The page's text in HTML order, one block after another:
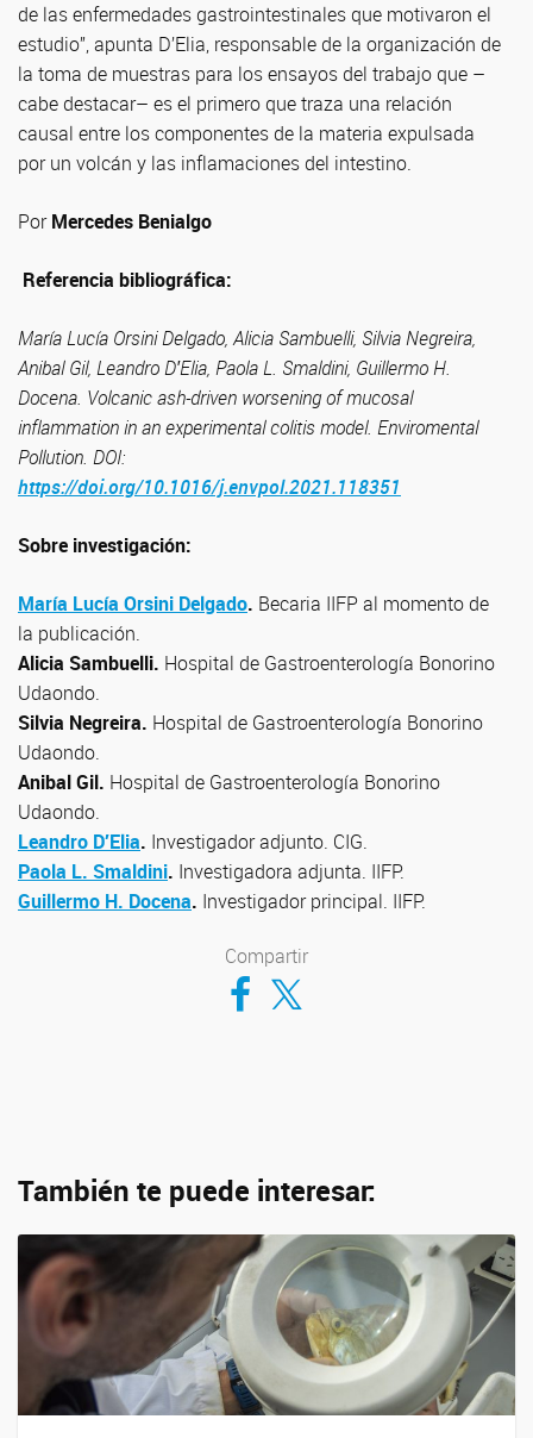
de las enfermedades gastrointestinales que motivaron el
estudio”, apunta D’Elia, responsable de la organización de
la toma de muestras para los ensayos del trabajo que –
cabe destacar– es el primero que traza una relación
causal entre los componentes de la materia expulsada
por un volcán y las inflamaciones del intestino.
PorMercedes Benialgo
Referencia bibliográfica:
María Lucía Orsini Delgado, Alicia Sambuelli, Silvia Negreira,
Anibal Gil, Leandro D′Elia, Paola L. Smaldini, Guillermo H.
Docena. Volcanic ash-driven worsening of mucosal
inflammation in an experimental colitis model. Enviromental
Pollution. DOI:
https://doi.org/10.1016/j.envpol.2021.118351
Sobre investigación:
María Lucía Orsini Delgado. Becaria IIFP al momento de
la publicación.
Alicia Sambuelli. Hospital de Gastroenterología Bonorino
Udaondo.
Silvia Negreira. Hospital de Gastroenterología Bonorino
Udaondo.
Anibal Gil. Hospital de Gastroenterología Bonorino
Udaondo.
Leandro D′Elia. Investigador adjunto. CIG.
Paola L. Smaldini. Investigadora adjunta. IIFP.
Guillermo H. Docena. Investigador principal. IIFP.
Compartir
Compartir en Facebook
Compartir en Twitter
También te puede interesar: